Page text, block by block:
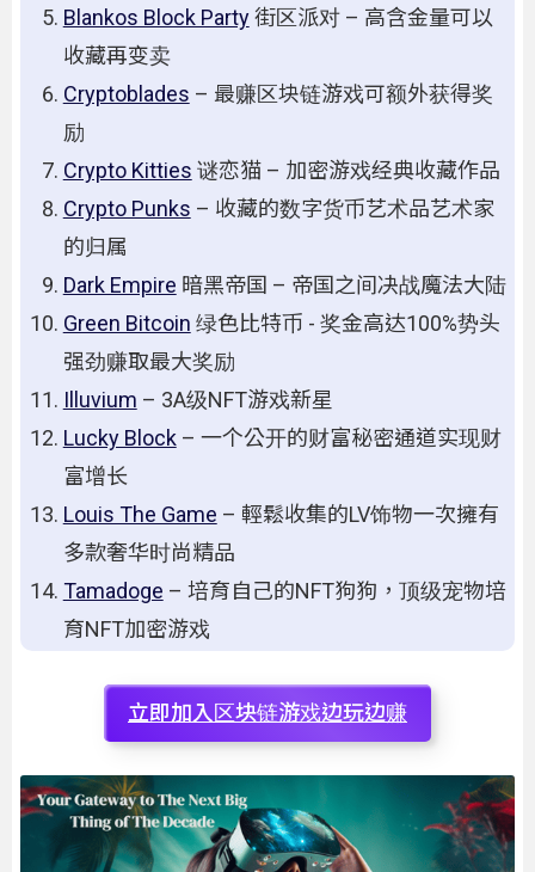
Blankos Block Party街区派对 – 高含金量可以
收藏再变卖
Cryptoblades – 最赚区块链游戏可额外获得奖
励
Crypto Kitties 谜恋猫 – 加密游戏经典收藏作品
Crypto Punks – 收藏的数字货币艺术品艺术家
的归属
Dark Empire 暗黑帝国 – 帝国之间决战魔法大陆
Green Bitcoin 绿色比特币 - 奖金高达100%势头
强劲赚取最大奖励
Illuvium – 3A级NFT游戏新星
Lucky Block– 一个公开的财富秘密通道实现财
富增长
Louis The Game – 輕鬆收集的LV饰物一次擁有
多款奢华时尚精品
Tamadoge – 培育自己的NFT狗狗，顶级宠物培
育NFT加密游戏
立即加入区块链游戏边玩边赚